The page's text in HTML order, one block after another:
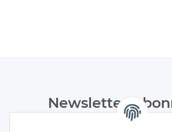
Newsletter